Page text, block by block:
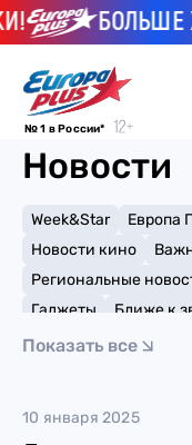
БОЛЬШЕ
№ 1 в России*
Новости
Week&Star Европа
Новости кино
Региональные
Гаджеты
Ближе к
Мемы и тренды
Показать все
10 января 2025